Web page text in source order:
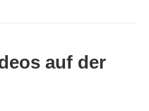
auf der